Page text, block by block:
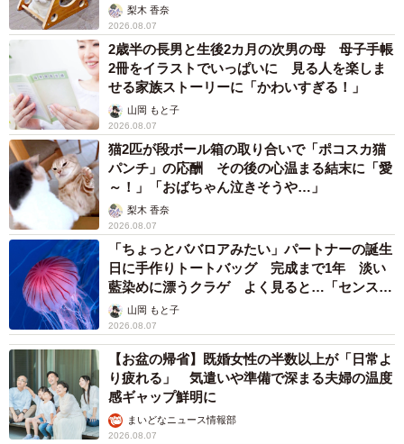
梨木 香奈
2026.08.07
2歳半の長男と生後2カ月の次男の母 母子手帳
2冊をイラストでいっぱいに 見る人を楽しま
せる家族ストーリーに「かわいすぎる！」
山岡 もと子
2026.08.07
猫2匹が段ボール箱の取り合いで「ポコスカ猫
パンチ」の応酬 その後の心温まる結末に「愛
～！」「おばちゃん泣きそうや…」
梨木 香奈
2026.08.07
「ちょっとババロアみたい」パートナーの誕生
日に手作りトートバッグ 完成まで1年 淡い
藍染めに漂うクラゲ よく見ると…「センスす
ごい」山岡 もと子
2026.08.07
【お盆の帰省】既婚女性の半数以上が「日常よ
り疲れる」 気遣いや準備で深まる夫婦の温度
感ギャップ鮮明に
まいどなニュース情報部
2026.08.07